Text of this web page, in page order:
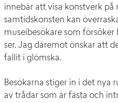
innebär att visa konstverk på
samtidskonsten kan
museibesökare som
ser. Jag däremot önskar att
fallit i glömska.
Besökarna stiger in i det nya
av trådar som är fästa och